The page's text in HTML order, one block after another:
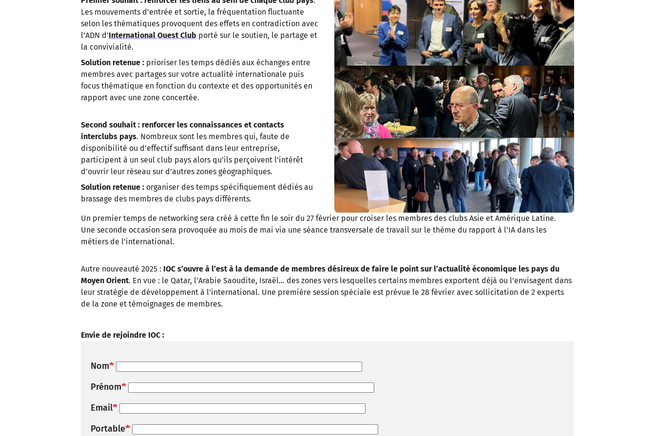
Les mouvements d’entrée et sortie, la fréquentation fluctuante
selon les thématiques provoquent des effets en contradiction avec
l’ADN d’International Ouest Club porté sur le soutien, le partage et
la convivialité.
Solution retenue : prioriser les temps dédiés aux échanges entre
membres avec partages sur votre actualité internationale puis
focus thématique en fonction du contexte et des opportunités en
rapport avec une zone concertée.
Second souhait : renforcer les connaissances et contacts
interclubs pays. Nombreux sont les membres qui, faute de
disponibilité ou d’effectif suffisant dans leur entreprise,
participent à un seul club pays alors qu’ils perçoivent l’intérêt
d’ouvrir leur réseau sur d’autres zones géographiques.
Solution retenue : organiser des temps spécifiquement dédiés au
brassage des membres de clubs pays différents.
Un premier temps de networking sera créé à cette fin le soir du 27 février pour croiser les membres des clubs Asie et Amérique Latine.
Une seconde occasion sera provoquée au mois de mai via une séance transversale de travail sur le thème du rapport à l’IA dans les
métiers de l’international.
Autre nouveauté 2025 : IOC s’ouvre à l’est à la demande de membres désireux de faire le point sur l’actualité économique les pays du
Moyen Orient. En vue : le Qatar, l’Arabie Saoudite, Israël… des zones vers lesquelles certains membres exportent déjà ou l’envisagent dans
leur stratégie de développement à l’international. Une première session spéciale est prévue le 28 février avec sollicitation de 2 experts
de la zone et témoignages de membres.
Envie de rejoindre IOC :
Nom
Prénom
Email
Portable